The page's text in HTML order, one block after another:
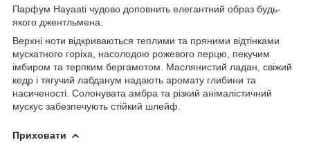
Парфум Hayaati чудово доповнить елегантний образ будь-
якого джентльмена.
Верхні ноти відкриваються теплими та пряними відтінками
мускатного горіха, насолодою рожевого перцю, пекучим
імбиром та терпким бергамотом. Маслянистий ладан, свіжий
кедр і тягучий лабданум надають аромату глибини та
насиченості. Солонувата амбра та різкий анімалістичний
мускус забезпечують стійкий шлейф.
Приховати